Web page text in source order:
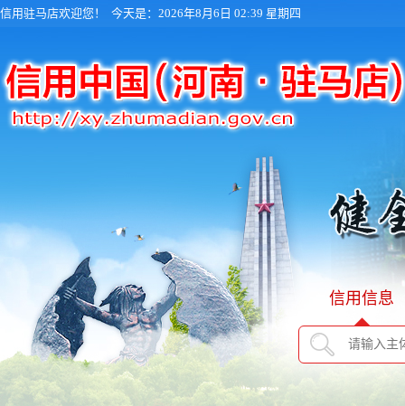
信用驻马店欢迎您！ 今天是：2026年8月6日 02:39 星期四
信用信息